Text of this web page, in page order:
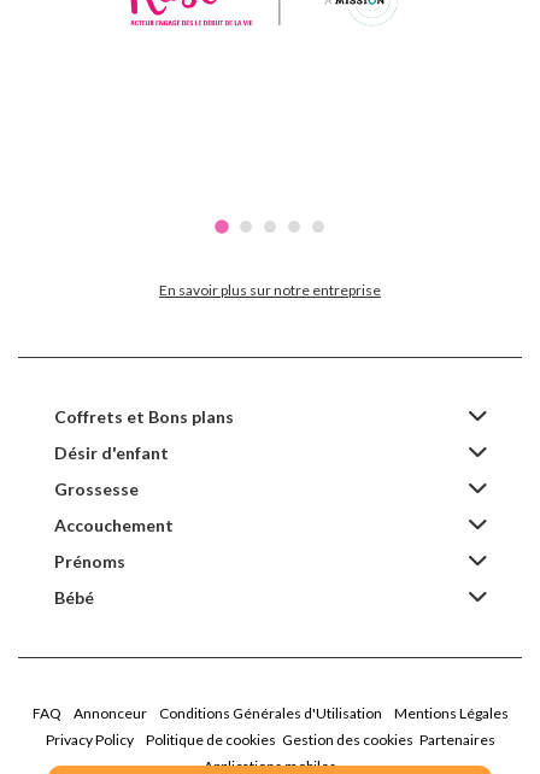
En savoir plus sur notre entreprise
Coffrets et Bons plans
Désir d'enfant
Grossesse
Accouchement
Prénoms
Bébé
FAQ Annonceur Conditions Générales d'Utilisation
Mentions Légales
Privacy Policy
Politique de cookies Gestion des cookies Partenaires
Applications mobiles